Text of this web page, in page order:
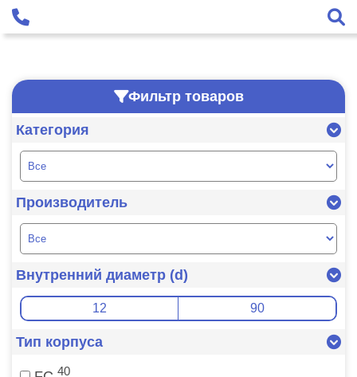
Фильтр товаров
Категория
Производитель
Внутренний диаметр (d)
Тип корпуса
40